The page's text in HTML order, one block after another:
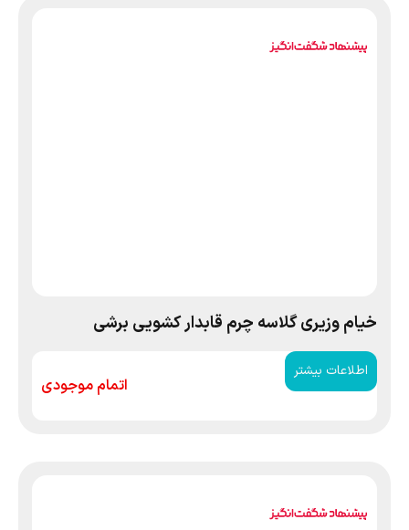
خیام وزیری گلاسه چرم قابدار کشویی برشی
اطلاعات بیشتر
اتمام موجودی